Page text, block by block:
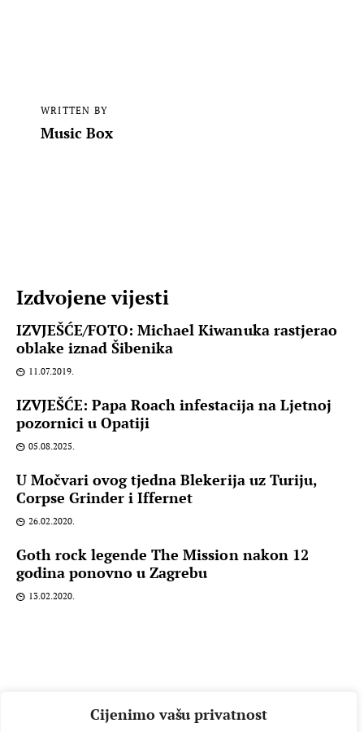
Cijenimo vašu privatnost
WRITTEN BY
Music Box
Izdvojene vijesti
IZVJEŠĆE/FOTO: Michael Kiwanuka rastjerao
oblake iznad Šibenika
11.07.2019.
IZVJEŠĆE: Papa Roach infestacija na Ljetnoj
pozornici u Opatiji
05.08.2025.
U Močvari ovog tjedna Blekerija uz Turiju,
Corpse Grinder i Iffernet
26.02.2020.
Goth rock legende The Mission nakon 12
godina ponovno u Zagrebu
13.02.2020.